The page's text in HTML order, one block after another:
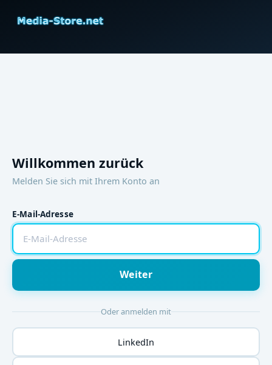
Willkommen zurück
Melden Sie sich mit Ihrem Konto an
E-Mail-Adresse
Weiter
Oder anmelden mit
LinkedIn